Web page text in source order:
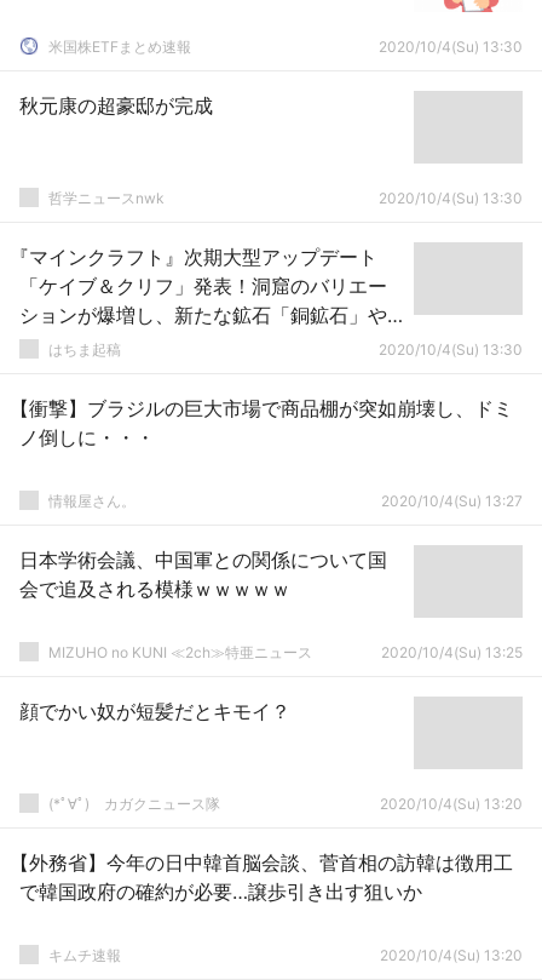
米国株ETFまとめ速報 2020/10/4(Su) 13:30
秋元康の超豪邸が完成
哲学ニュースnwk 2020/10/4(Su) 13:30
『マインクラフト』次期大型アップデート
「ケイブ＆クリフ」発表！洞窟のバリエー
ションが爆増し、新たな鉱石「銅鉱石」や
ウーパールーパーが追加
はちま起稿 2020/10/4(Su) 13:30
【衝撃】ブラジルの巨大市場で商品棚が突如崩壊し、ドミ
ノ倒しに・・・
情報屋さん。 2020/10/4(Su) 13:27
日本学術会議、中国軍との関係について国
会で追及される模様ｗｗｗｗｗ
MIZUHO no KUNI ≪2ch≫特亜ニュース 2020/10/4(Su) 13:25
顔でかい奴が短髪だとキモイ？
(*ﾟ∀ﾟ)ゞカガクニュース隊 2020/10/4(Su) 13:20
【外務省】今年の日中韓首脳会談、菅首相の訪韓は徴用工
で韓国政府の確約が必要…譲歩引き出す狙いか
キムチ速報 2020/10/4(Su) 13:20